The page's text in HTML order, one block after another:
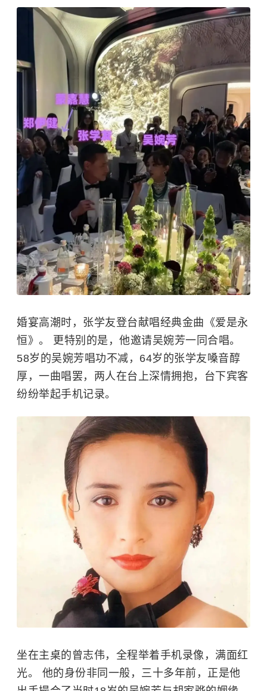
婚宴高潮时，张学友登台献唱经典金曲《爱是永
恒》。 更特别的是，他邀请吴婉芳一同合唱。
58岁的吴婉芳唱功不减，64岁的张学友嗓音醇
厚，一曲唱罢，两人在台上深情拥抱，台下宾客
纷纷举起手机记录。
坐在主桌的 曾志伟 ，全程举着手机录像，满面红
光。 他的身份非同一般，三十多年前，正是他